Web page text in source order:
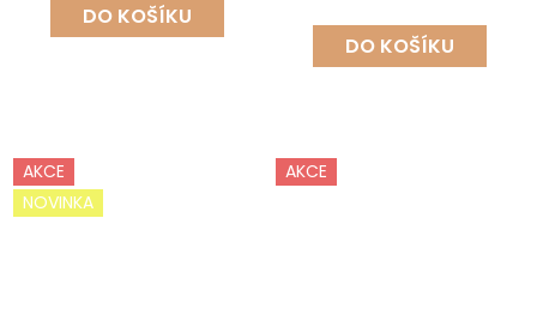
DO KOŠÍKU
DO KOŠÍKU
AKCE
NOVINKA
AKCE